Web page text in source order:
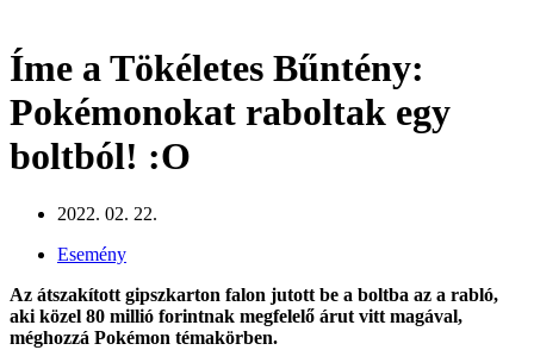
Íme a Tökéletes Bűntény:
Pokémonokat raboltak egy
boltból! :O
2022. 02. 22.
Esemény
Az átszakított gipszkarton falon jutott be a boltba az a rabló,
aki közel 80 millió forintnak megfelelő árut vitt magával,
méghozzá Pokémon témakörben.